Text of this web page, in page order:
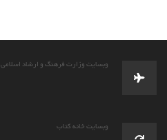
وبسایت وزارت فرهنگ و ارشاد اسلامی
وبسایت خانه کتاب